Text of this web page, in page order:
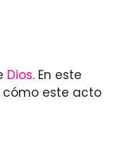
Dios. En este
cómo este acto